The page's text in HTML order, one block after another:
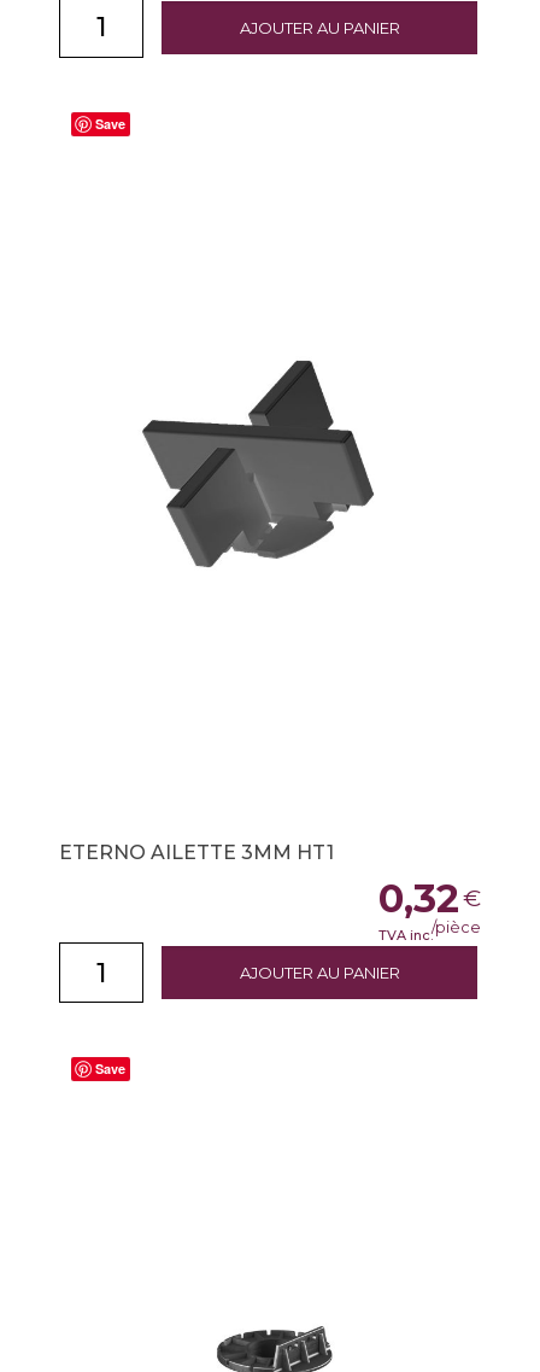
AJOUTER AU PANIER
Save
ETERNO AILETTE 3MM HT1
AJOUTER AU PANIER
0,32€
TVA inc./pièce
Save